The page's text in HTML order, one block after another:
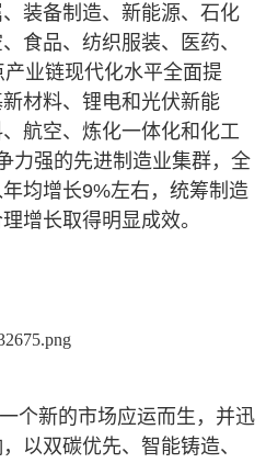
装备制造、新能源、石化
食品、纺织服装、医药、
业链现代化水平全面提
材料、锂电和光伏新能
航空、炼化一体化和化工
力强的先进制造业集群，全
均增长9%左右，统筹制造
增长取得明显成效。
个新的市场应运而生，并迅
以双碳优先、智能铸造、